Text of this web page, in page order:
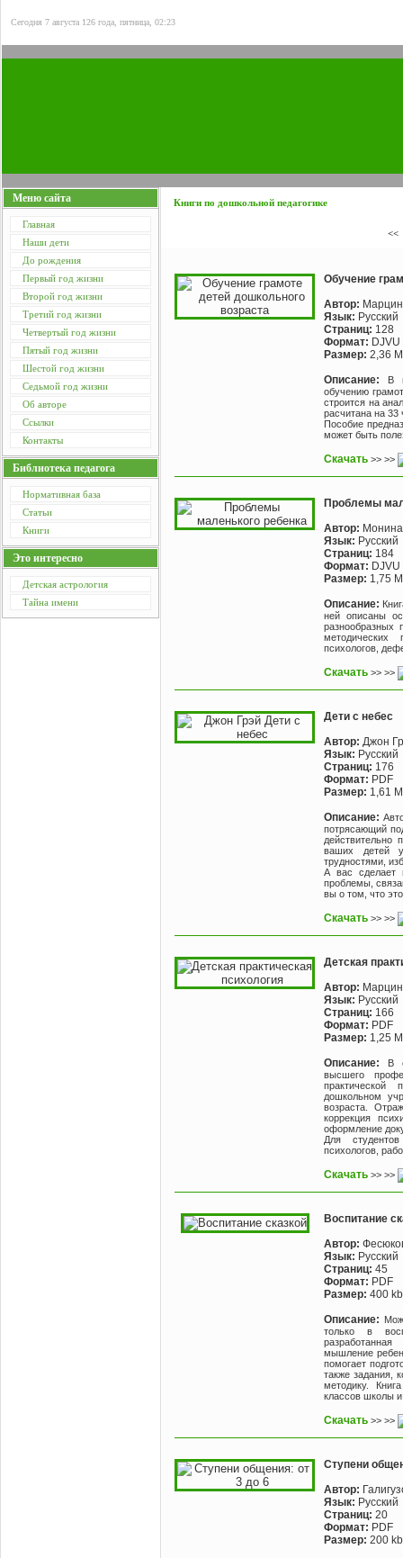
Сегодня 7 августа 126 года, пятница, 02:23
Меню сайта
Главная
Наши дети
До рождения
Первый год жизни
Второй год жизни
Третий год жизни
Четвертый год жизни
Пятый год жизни
Шестой год жизни
Седьмой год жизни
Об авторе
Ссылки
Контакты
Библиотека педагога
Нормативная база
Статьи
Книги
Это интересно
Детская астрология
Тайна имени
Книги по дошкольной педагогике
<<
Обучение
Автор:
Язык: Русский
Страниц: 128
Формат: DJVU
Размер: 2,36
Описание:
В
обучению
строится на
расчитана на 33
Пособие
может быть
Скачать >> >>
Проблемы
Автор:
Язык: Русский
Страниц: 184
Формат: DJVU
Размер: 1,75
Описание:
ней описаны
разнообразных
методических
психологов,
Скачать >> >>
Дети с небес
Автор: Джон
Язык: Русский
Страниц: 176
Формат: PDF
Размер: 1,61
Описание:
потрясающий
действительно
ваших детей
трудностями,
А вас сделает
проблемы,
вы о том, что
Скачать >> >>
Детская
Автор:
Язык: Русский
Страниц: 166
Формат: PDF
Размер: 1,25
Описание:
В
высшего
практической
дошкольном
возраста.
коррекция
оформление
Для студентов
психологов,
Скачать >> >>
Воспитание
Автор:
Язык: Русский
Страниц: 45
Формат: PDF
Размер: 400 kb
Описание:
только в
мышление
помогает
также задания,
методику.
классов школы
Скачать >> >>
Ступени
Автор:
Язык: Русский
Страниц: 20
Формат: PDF
Размер: 200 kb